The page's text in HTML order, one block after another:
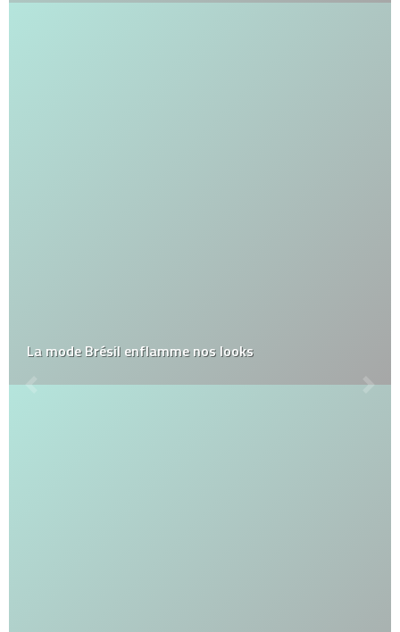
La mode Brésil enflamme nos looks